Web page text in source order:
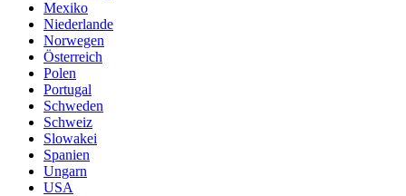
Mexiko
Niederlande
Norwegen
Österreich
Polen
Portugal
Schweden
Schweiz
Slowakei
Spanien
Ungarn
USA